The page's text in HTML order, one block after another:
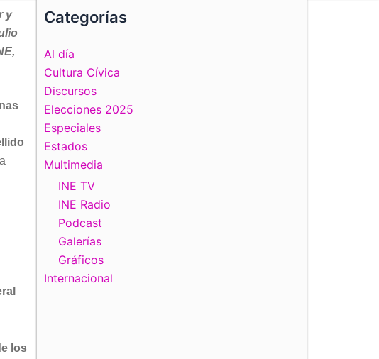
y
los
Categorías
Al día
Cultura Cívica
Discursos
Elecciones 2025
Especiales
Estados
Multimedia
INE TV
INE Radio
Podcast
Galerías
Gráficos
Internacional